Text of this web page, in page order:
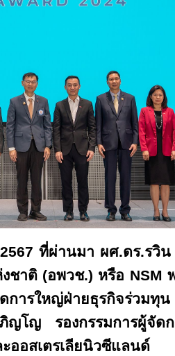
ที่ผ่านมา ผศ.ดร.รวิน
าติ (อพวช.) หรือ NSM
การใหญ่ฝ่ายธุรกิจร่ว
โญ รองกรรมการผู้จัดก
และออสเตรเลียนิวซี